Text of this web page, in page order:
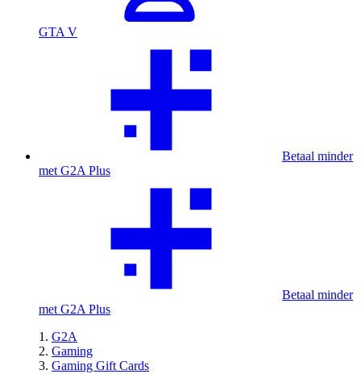
GTA V
Betaal minder
met G2A Plus
Betaal minder
met G2A Plus
G2A
Gaming
Gaming Gift Cards